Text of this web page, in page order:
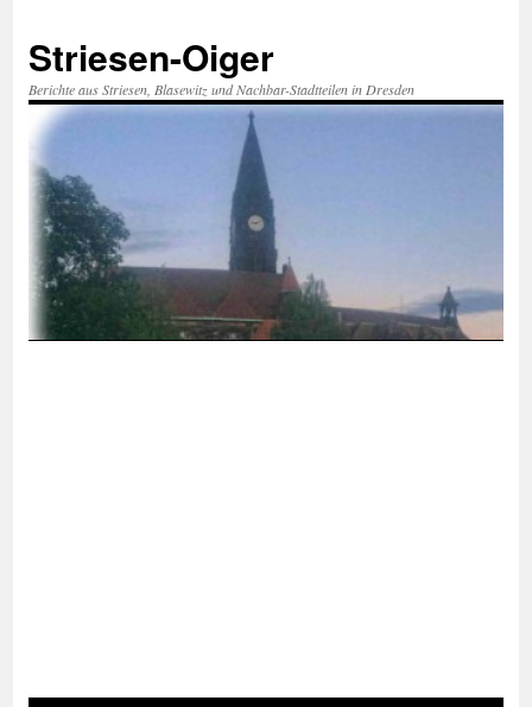
springen
Striesen-Oiger
Berichte aus Striesen, Blasewitz und Nachbar-Stadtteilen in Dresden